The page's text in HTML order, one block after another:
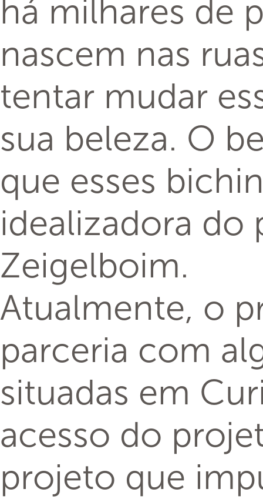
parceria com
situadas em
acesso do
projeto que
importância.
precisam de
forma das
deslocar até
conceito já foi
extremamente
Belleza.